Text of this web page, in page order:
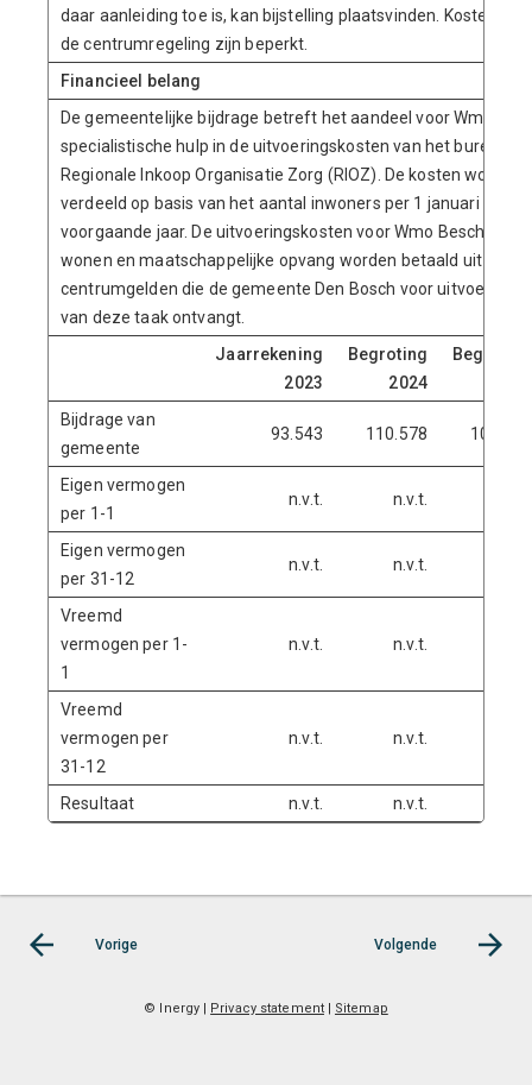
daar aanleiding toe is, kan bijstelling plaatsvinden. Kosten van
de centrumregeling zijn beperkt.
Financieel belang
De gemeentelijke bijdrage betreft het aandeel voor Wmo
specialistische hulp in de uitvoeringskosten van het bureau
Regionale Inkoop Organisatie Zorg (RIOZ). De kosten worden
verdeeld op basis van het aantal inwoners per 1 januari in het
voorgaande jaar. De uitvoeringskosten voor Wmo Beschermd
wonen en maatschappelijke opvang worden betaald uit de
centrumgelden die de gemeente Den Bosch voor uitvoering
van deze taak ontvangt.
Jaarrekening
2023
Begroting
2024
Begroting
Bijdrage van
gemeente
93.543 110.578 105.407
Eigen vermogen
per 1-1
n.v.t. n.v.t.
Eigen vermogen
per 31-12
n.v.t. n.v.t.
Vreemd
vermogen per 1-
1
n.v.t. n.v.t.
Vreemd
vermogen per
31-12
n.v.t. n.v.t.
Resultaat n.v.t. n.v.t.
Vorige Volgende
© Inergy | Privacy statement| Sitemap